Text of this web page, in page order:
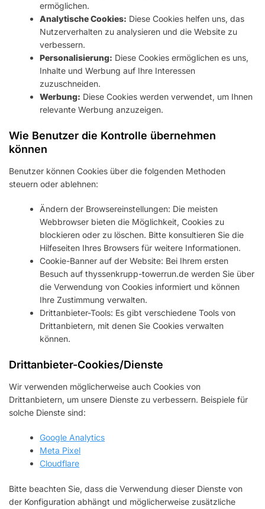
ermöglichen.
Analytische Cookies: Diese Cookies helfen uns, das
Nutzerverhalten zu analysieren und die Website zu
verbessern.
Personalisierung: Diese Cookies ermöglichen es uns,
Inhalte und Werbung auf Ihre Interessen
zuzuschneiden.
Werbung: Diese Cookies werden verwendet, um Ihnen
relevante Werbung anzuzeigen.
Wie Benutzer die Kontrolle übernehmen
können
Benutzer können Cookies über die folgenden Methoden
steuern oder ablehnen:
Ändern der Browsereinstellungen: Die meisten
Webbrowser bieten die Möglichkeit, Cookies zu
blockieren oder zu löschen. Bitte konsultieren Sie die
Hilfeseiten Ihres Browsers für weitere Informationen.
Cookie-Banner auf der Website: Bei Ihrem ersten
Besuch auf thyssenkrupp-towerrun.de werden Sie über
die Verwendung von Cookies informiert und können
Ihre Zustimmung verwalten.
Drittanbieter-Tools: Es gibt verschiedene Tools von
Drittanbietern, mit denen Sie Cookies verwalten
können.
Drittanbieter-Cookies/Dienste
Wir verwenden möglicherweise auch Cookies von
Drittanbietern, um unsere Dienste zu verbessern. Beispiele für
solche Dienste sind:
Google Analytics
Meta Pixel
Cloudflare
Bitte beachten Sie, dass die Verwendung dieser Dienste von
der Konfiguration abhängt und möglicherweise zusätzliche